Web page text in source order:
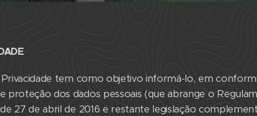
tem como objetivo informá-lo, em
proteção dos dados pessoais (que abrange o
27 de abril de 2016 e restante legislação